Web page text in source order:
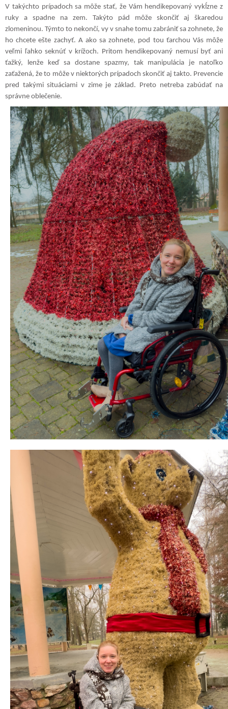
V takýchto prípadoch sa môže stať, že Vám hendikepovaný vykĺzne z
ruky a spadne na zem. Takýto pád môže skončiť aj škaredou
zlomeninou. Týmto to nekončí, vy v snahe tomu zabrániť sa zohnete, že
ho chcete ešte zachyť. A ako sa zohnete, pod tou ťarchou Vás môže
veľmi ľahko seknúť v krížoch. Pritom hendikepovaný nemusí byť ani
ťažký, lenže keď sa dostane spazmy, tak manipulácia je natoľko
zaťažená, že to môže v niektorých prípadoch skončiť aj takto. Prevencie
pred takými situáciami v zime je základ. Preto netreba zabúdať na
správne oblečenie.